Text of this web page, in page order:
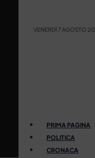
VENERDÌ 7 AGOSTO
PRIMA PAGINA
POLITICA
CRONACA